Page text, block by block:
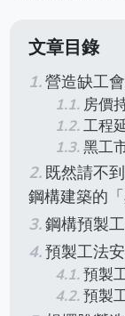
文章目錄
營造缺工
房價
工程
黑工
既然請不
鋼構建築的「
鋼構預製
預製工法
預製
預製